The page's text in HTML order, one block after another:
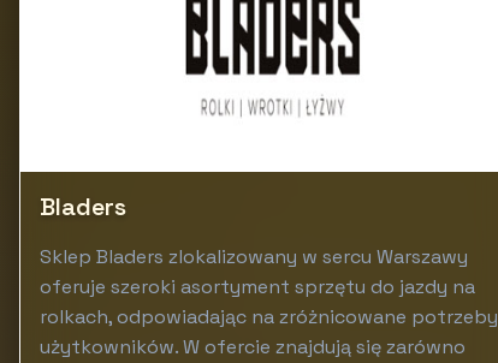
Bladers
Sklep Bladers zlokalizowany w sercu Warszawy
oferuje szeroki asortyment sprzętu do jazdy na
rolkach, odpowiadając na zróżnicowane potrzeby
użytkowników. W ofercie znajdują się zarówno